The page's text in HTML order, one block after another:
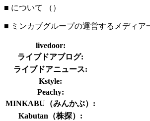
■ について （ ）
■ ミンカブグループの運営するメディア
livedoor:
ライブドアブログ:
ライブドアニュース:
Kstyle:
Peachy:
MINKABU（みんかぶ）:
Kabutan（株探）: